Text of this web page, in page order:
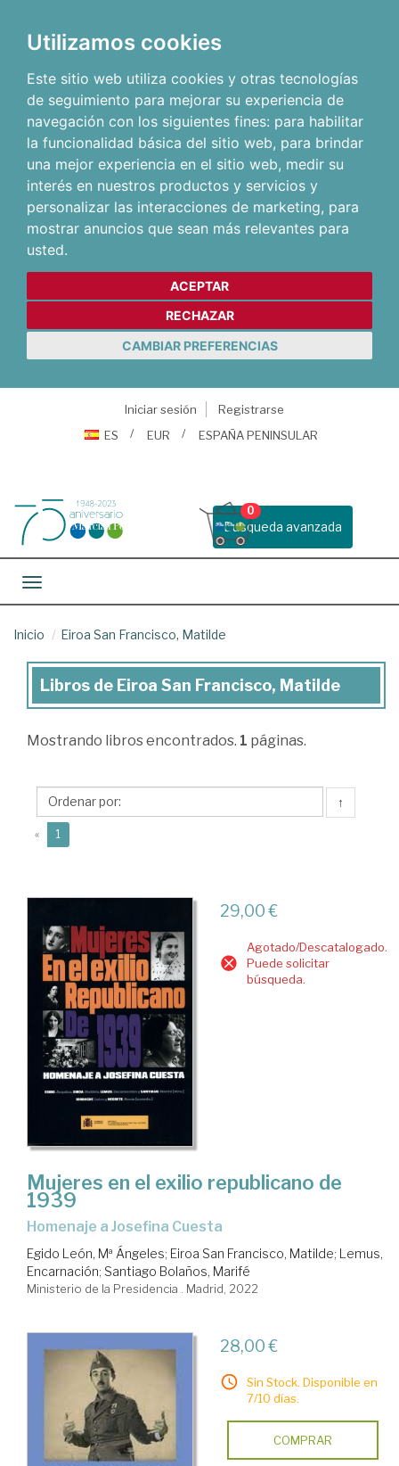
Utilizamos cookies
Este sitio web utiliza cookies y otras tecnologías
de seguimiento para mejorar su experiencia de
navegación con los siguientes fines: para habilitar
la funcionalidad básica del sitio web, para brindar
una mejor experiencia en el sitio web, medir su
interés en nuestros productos y servicios y
personalizar las interacciones de marketing, para
mostrar anuncios que sean más relevantes para
usted.
ACEPTAR
RECHAZAR
CAMBIAR PREFERENCIAS
Iniciar sesión
Registrarse
ES
EUR ESPAÑA PENINSULAR
Busqueda avanzada
0
Toggle navigation
Inicio Eiroa San Francisco, Matilde
Libros
Eiroa
Francisco,
Matilde
Libros de Eiroa San Francisco, Matilde
Mostrando libros encontrados. 1 páginas.
↑
« 1
29,00 €
Agotado/Descatalogado.
Puede solicitar
búsqueda.
Mujeres en el exilio republicano de
1939
Homenaje a Josefina Cuesta
Egido León, Mª Ángeles; Eiroa San Francisco, Matilde; Lemus,
Encarnación; Santiago Bolaños, Marifé
Ministerio de la Presidencia . Madrid, 2022
28,00 €
Sin Stock. Disponible en
7/10 días.
COMPRAR